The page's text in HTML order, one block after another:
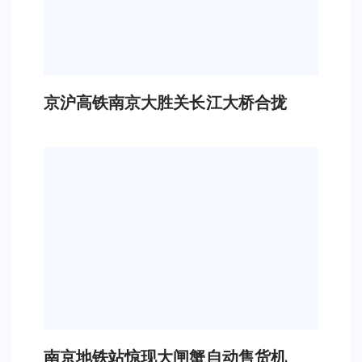
京沪高铁南京大胜关长江大桥合拢
南京地铁站惊现大闸蟹自动售货机